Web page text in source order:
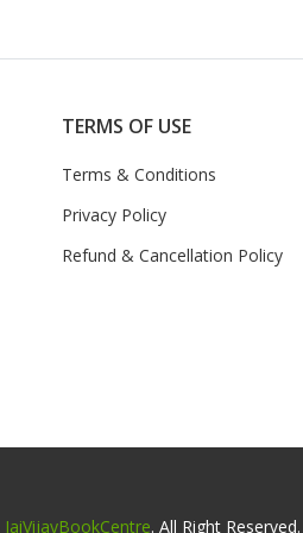
TERMS OF USE
Terms & Conditions
Privacy Policy
Refund & Cancellation Policy
JaiVijayBookCentre. All Right Reserved.